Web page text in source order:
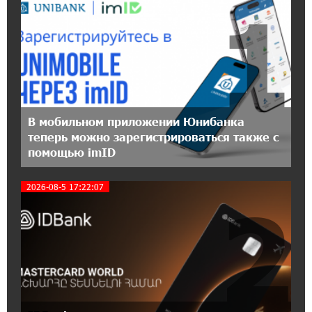
11:30:15 17-07-2026
Ucom и Microsoft Innovation Center помогают
школьникам развивать навыки
кибербезопасности
При поддержке Ucom в Шенаване
установлена солнечная станция мощностью
10 кВт
Юнибанк разыграет поездку в Италию среди
новых держателей карт Mastercard World
«Travel»
Москва–Баку: есть разногласия, но связи
сохраняются. А мы что делаем?
В мобильном приложении Юнибанка
теперь можно зарегистрироваться также с
помощью imID
1
2026-08-5 17:22:07
2